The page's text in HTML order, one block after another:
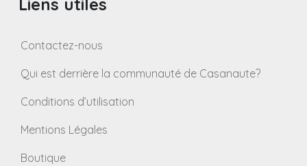
Liens utiles
Contactez-nous
Qui est derrière la communauté de Casanaute?
Conditions d’utilisation
Mentions Légales
Boutique